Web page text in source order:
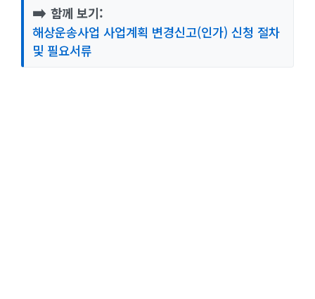
➡️ 함께 보기:
해상운송사업 사업계획 변경신고(인가) 신청 절차
및 필요서류